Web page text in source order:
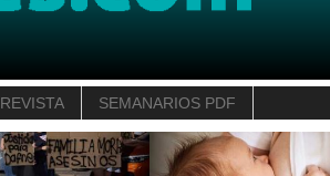
REVISTA SEMANARIOS PDF